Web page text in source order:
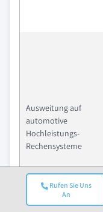
Rufen Sie Uns
An
Ausweitung auf
automotive
Hochleistungs-
Rechensysteme